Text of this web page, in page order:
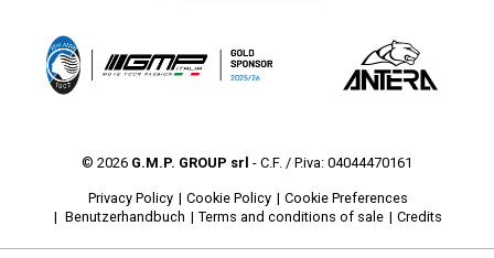
© 2026 G.M.P. GROUP srl - C.F. / P.iva: 04044470161
Privacy Policy Cookie Policy
Cookie Preferences
Benutzerhandbuch
Terms and conditions of sale Credits